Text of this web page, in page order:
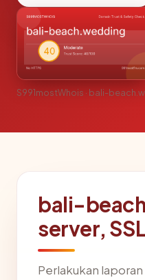
S991mostWhois · bali-
bali-
server,
Perlakukan